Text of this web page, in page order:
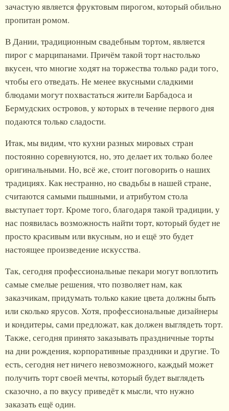
зачастую является фруктовым пирогом, который обильно
пропитан ромом.
В Дании, традиционным свадебным тортом, является
пирог с марципанами. Причём такой торт настолько
вкусен, что многие ходят на торжества только ради того,
чтобы его отведать. Не менее вкусными сладкими
блюдами могут похвастаться жители Барбадоса и
Бермудских островов, у которых в течение первого дня
подаются только сладости.
Итак, мы видим, что кухни разных мировых стран
постоянно соревнуются, но, это делает их только более
оригинальными. Но, всё же, стоит поговорить о наших
традициях. Как нестранно, но свадьбы в нашей стране,
считаются самыми пышными, и атрибутом стола
выступает торт. Кроме того, благодаря такой традиции, у
нас появилась возможность найти торт, который будет не
просто красивым или вкусным, но и ещё это будет
настоящее произведение искусства.
Так, сегодня профессиональные пекари могут воплотить
самые смелые решения, что позволяет нам, как
заказчикам, придумать только какие цвета должны быть
или сколько ярусов. Хотя, профессиональные дизайнеры
и кондитеры, сами предложат, как должен выглядеть торт.
Также, сегодня принято заказывать праздничные торты
на дни рождения, корпоративные праздники и другие. То
есть, сегодня нет ничего невозможного, каждый может
получить торт своей мечты, который будет выглядеть
сказочно, а по вкусу приведёт к мысли, что нужно
заказать ещё один.